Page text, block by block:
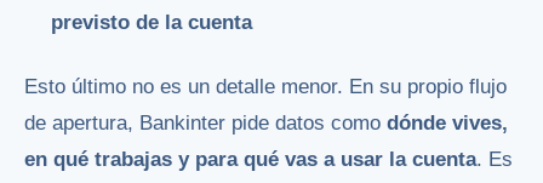
previsto de la cuenta
Esto último no es un detalle menor. En su propio flujo
de apertura, Bankinter pide datos como dónde vives,
en qué trabajas y para qué vas a usar la cuenta. Es